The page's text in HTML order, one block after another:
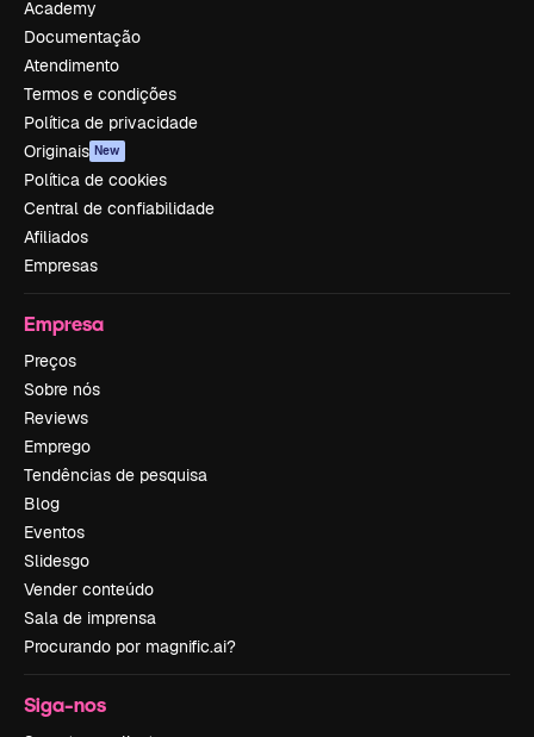
Academy
Documentação
Atendimento
Termos e condições
Política de privacidade
Originais New
Política de cookies
Central de confiabilidade
Afiliados
Empresas
Empresa
Preços
Sobre nós
Reviews
Emprego
Tendências de pesquisa
Blog
Eventos
Slidesgo
Vender conteúdo
Sala de imprensa
Procurando por magnific.ai?
Siga-nos